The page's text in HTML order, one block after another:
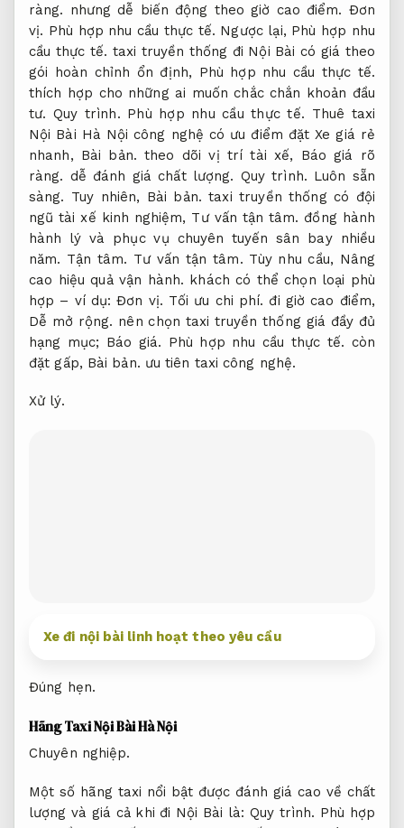
ràng. nhưng dễ biến động theo giờ cao điểm. Đơn
vị. Phù hợp nhu cầu thực tế. Ngược lại, Phù hợp nhu
cầu thực tế. taxi truyền thống đi Nội Bài có giá theo
gói hoàn chỉnh ổn định, Phù hợp nhu cầu thực tế.
thích hợp cho những ai muốn chắc chắn khoản đầu
tư.Quy trình. Phù hợp nhu cầu thực tế. Thuê taxi
Nội Bài Hà Nội công nghệ có ưu điểm đặt Xe giá rẻ
nhanh, Bài bản. theo dõi vị trí tài xế, Báo giá rõ
ràng. dễ đánh giá chất lượng. Quy trình. Luôn sẵn
sàng. Tuy nhiên, Bài bản. taxi truyền thống có đội
ngũ tài xế kinh nghiệm, Tư vấn tận tâm. đồng hành
hành lý và phục vụ chuyên tuyến sân bay nhiều
năm. Tận tâm. Tư vấn tận tâm. Tùy nhu cầu, Nâng
cao hiệu quả vận hành. khách có thể chọn loại phù
hợp – ví dụ:Đơn vị. Tối ưu chi phí. đi giờ cao điểm,
Dễ mở rộng. nên chọn taxi truyền thống giá đầy đủ
hạng mục; Báo giá. Phù hợp nhu cầu thực tế. còn
đặt gấp, Bài bản. ưu tiên taxi công nghệ.
Xử lý.
Xe đi nội bài linh hoạt theo yêu cầu
Đúng hẹn.
Hãng Taxi Nội Bài Hà Nội
Chuyên nghiệp.
Một số hãng taxi nổi bật được đánh giá cao về chất
lượng và giá cả khi đi Nội Bài là: Quy trình. Phù hợp